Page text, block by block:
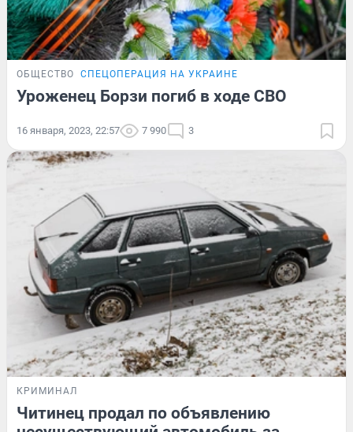
ОБЩЕСТВО СПЕЦОПЕРАЦИЯ НА УКРАИНЕ
Уроженец Борзи погиб в ходе СВО
16 января, 2023, 22:57 7 990 3
КРИМИНАЛ
Читинец продал по объявлению